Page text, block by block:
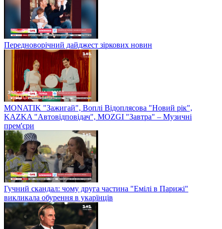
Передноворічний дайджест зіркових новин
MONATIK "Зажигай", Воплі Відоплясова "Новий рік",
KAZKA "Автовідповідач", MOZGI "Завтра" – Музичні
прем'єри
Гучний скандал: чому друга частина "Емілі в Парижі"
викликала обурення в укарїнців